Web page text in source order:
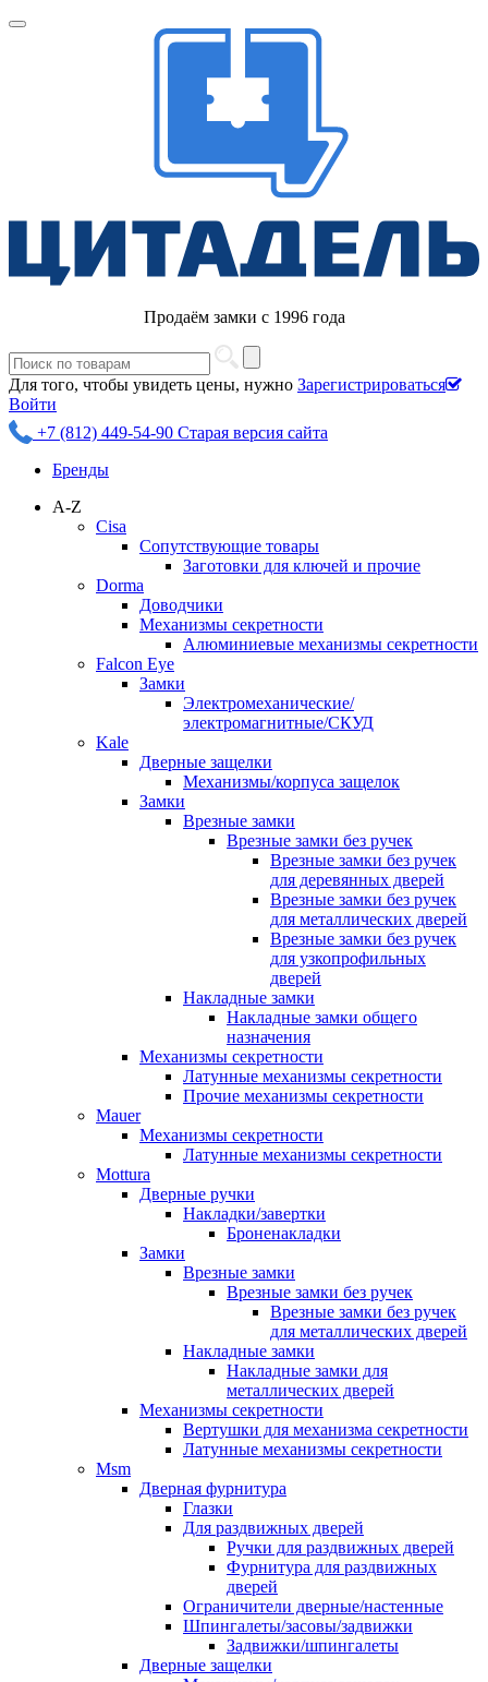
Продаём замки с 1996 года
Для того, чтобы увидеть цены, нужно Зарегистрироваться
Войти
+7 (812) 449-54-90 Старая версия сайта
Бренды
A-Z
Cisa
Сопутствующие товары
Заготовки для ключей и прочие
Dorma
Доводчики
Механизмы секретности
Алюминиевые механизмы секретности
Falcon Eye
Замки
Электромеханические/
электромагнитные/СКУД
Kale
Дверные защелки
Механизмы/корпуса защелок
Замки
Врезные замки
Врезные замки без ручек
Врезные замки без ручек
для деревянных дверей
Врезные замки без ручек
для металлических дверей
Врезные замки без ручек
для узкопрофильных
дверей
Накладные замки
Накладные замки общего
назначения
Механизмы секретности
Латунные механизмы секретности
Прочие механизмы секретности
Mauer
Механизмы секретности
Латунные механизмы секретности
Mottura
Дверные ручки
Накладки/завертки
Броненакладки
Замки
Врезные замки
Врезные замки без ручек
Врезные замки без ручек
для металлических дверей
Накладные замки
Накладные замки для
металлических дверей
Механизмы секретности
Вертушки для механизма секретности
Латунные механизмы секретности
Msm
Дверная фурнитура
Глазки
Для раздвижных дверей
Ручки для раздвижных дверей
Фурнитура для раздвижных
дверей
Ограничители дверные/настенные
Шпингалеты/засовы/задвижки
Задвижки/шпингалеты
Дверные защелки